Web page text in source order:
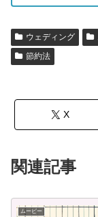
ウェディング
節約法
X
関連記事
ムービー